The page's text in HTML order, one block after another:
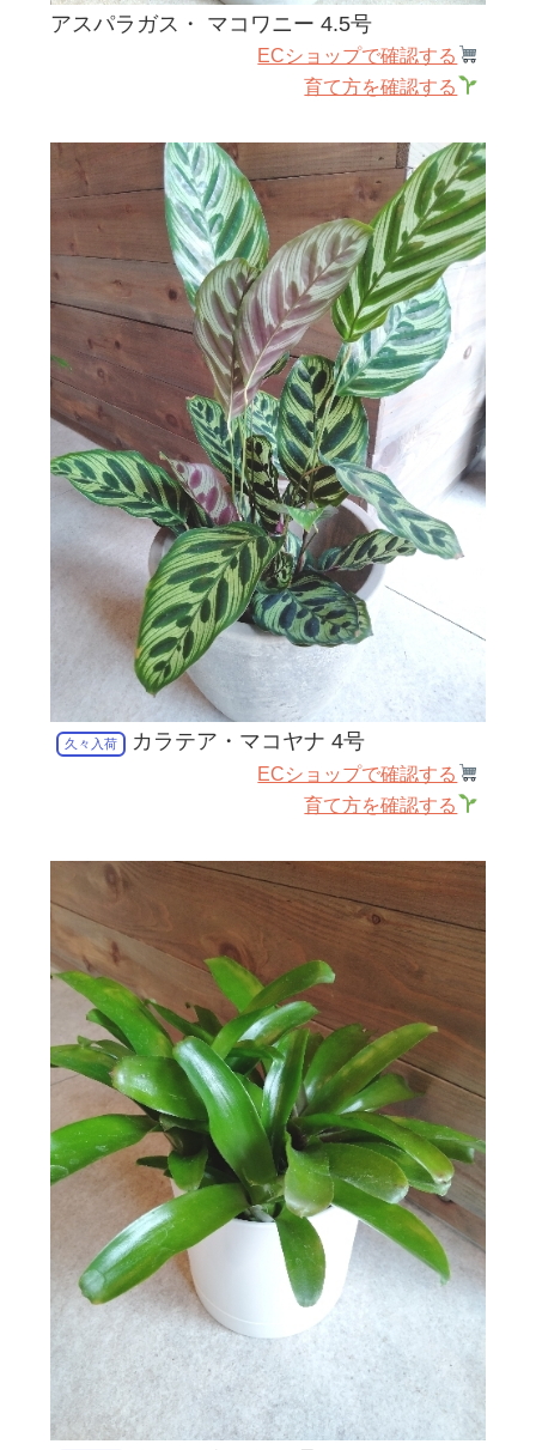
アスパラガス・ マコワニー 4.5号
ECショップで確認する
育て方を確認する
久々入荷 カラテア・マコヤナ 4号
ECショップで確認する
育て方を確認する